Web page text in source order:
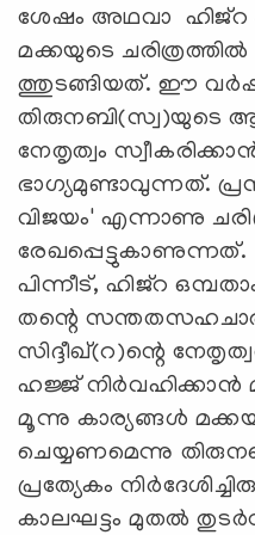
ശേഷം അഥവാ ഹിജ്‌റ
മക്കയുടെ
ത്തുടങ്ങിയത്. ഈ
തിരുനബി(സ്വ)യുടെ
നേതൃത്വം സ്വീകരിക്കാന്‍
ഭാഗ്യമുണ്ടാവുന്നത്.
വിജയം' എന്നാണു
രേഖപ്പെട്ടുകാണുന്നത്.
പിന്നീട്, ഹിജ്‌റ
തന്റെ
സിദ്ദീഖ്(റ)ന്റെ
ഹജ്ജ് നിര്‍വഹിക്കാന്‍
മൂന്നു കാര്യങ്ങള്‍
ചെയ്യണമെന്നു
പ്രത്യേകം
കാലഘട്ടം മുതല്‍